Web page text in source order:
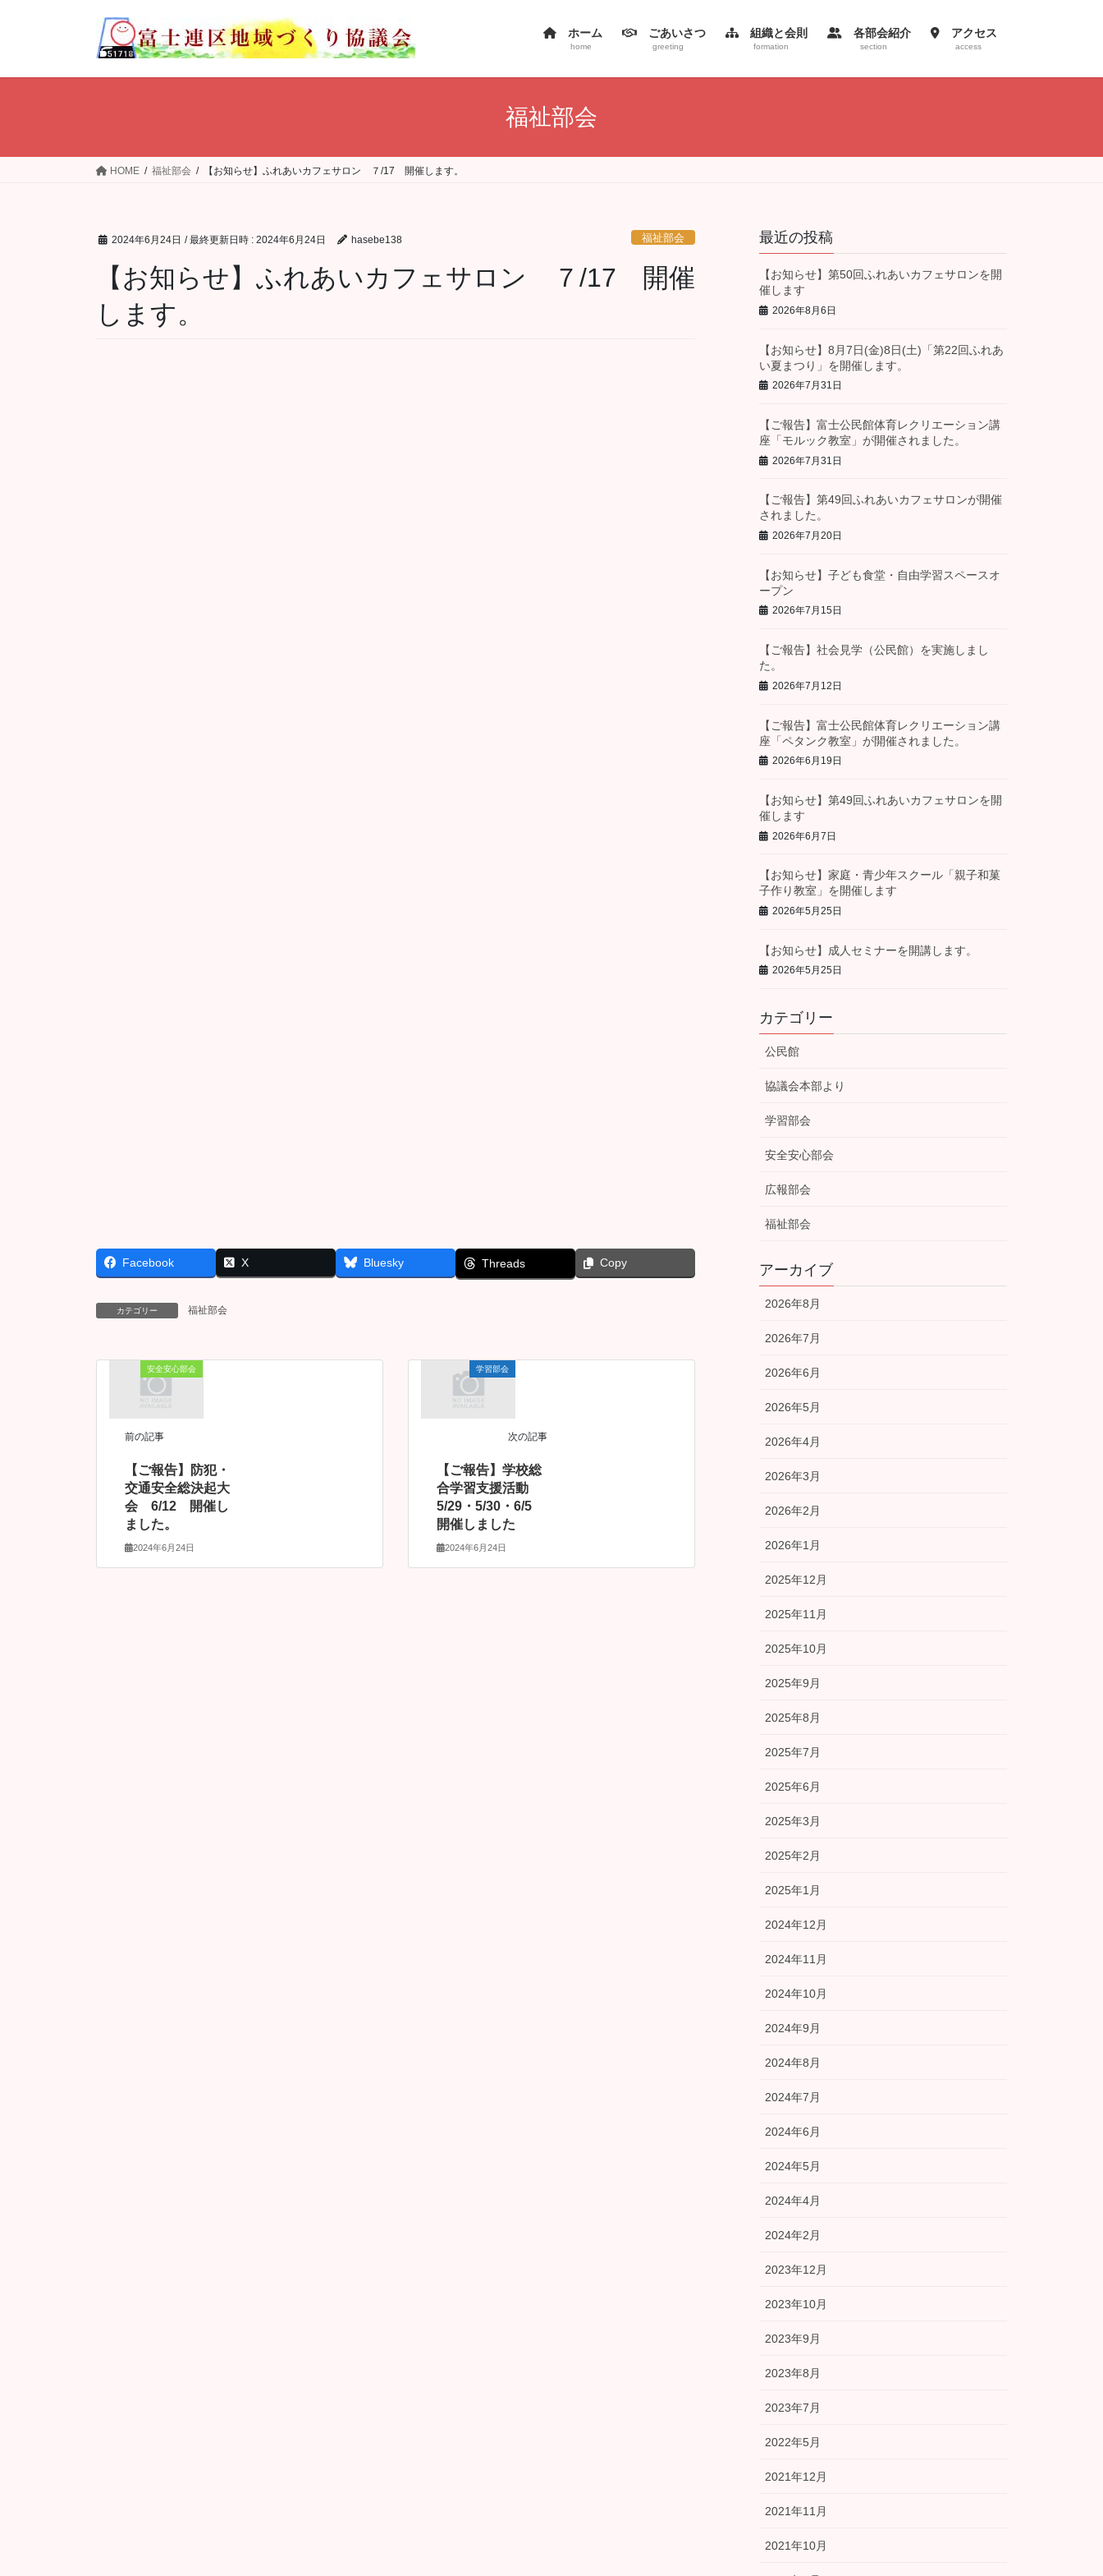
ホーム
home
ごあいさつ
greeting
組織と会則
formation
各部会紹介
section
アクセス
access
福祉部会
HOME 福祉部会 【お知らせ】ふれあいカフェサロン ７/17 開催します。
2024年6月24日 / 最終更新日時 : 2024年6月24日 hasebe138 福祉部会
【お知らせ】ふれあいカフェサロン ７/17 開催
します。
Facebook X Bluesky Threads Copy
カテゴリー 福祉部会
安全安心部会
前の記事
【ご報告】防犯・
交通安全総決起大
会 6/12 開催し
ました。
2024年6月24日
学習部会
次の記事
【ご報告】学校総
合学習支援活動
5/29・5/30・6/5
開催しました
2024年6月24日
最近の投稿
【お知らせ】第50回ふれあいカフェサロンを開
催します
2026年8月6日
【お知らせ】8月7日(金)8日(土)「第22回ふれあ
い夏まつり」を開催します。
2026年7月31日
【ご報告】富士公民館体育レクリエーション講
座「モルック教室」が開催されました。
2026年7月31日
【ご報告】第49回ふれあいカフェサロンが開催
されました。
2026年7月20日
【お知らせ】子ども食堂・自由学習スペースオ
ープン
2026年7月15日
【ご報告】社会見学（公民館）を実施しまし
た。
2026年7月12日
【ご報告】富士公民館体育レクリエーション講
座「ペタンク教室」が開催されました。
2026年6月19日
【お知らせ】第49回ふれあいカフェサロンを開
催します
2026年6月7日
【お知らせ】家庭・青少年スクール「親子和菓
子作り教室」を開催します
2026年5月25日
【お知らせ】成人セミナーを開講します。
2026年5月25日
カテゴリー
公民館
協議会本部より
学習部会
安全安心部会
広報部会
福祉部会
アーカイブ
2026年8月
2026年7月
2026年6月
2026年5月
2026年4月
2026年3月
2026年2月
2026年1月
2025年12月
2025年11月
2025年10月
2025年9月
2025年8月
2025年7月
2025年6月
2025年3月
2025年2月
2025年1月
2024年12月
2024年11月
2024年10月
2024年9月
2024年8月
2024年7月
2024年6月
2024年5月
2024年4月
2024年2月
2023年12月
2023年10月
2023年9月
2023年8月
2023年7月
2022年5月
2021年12月
2021年11月
2021年10月